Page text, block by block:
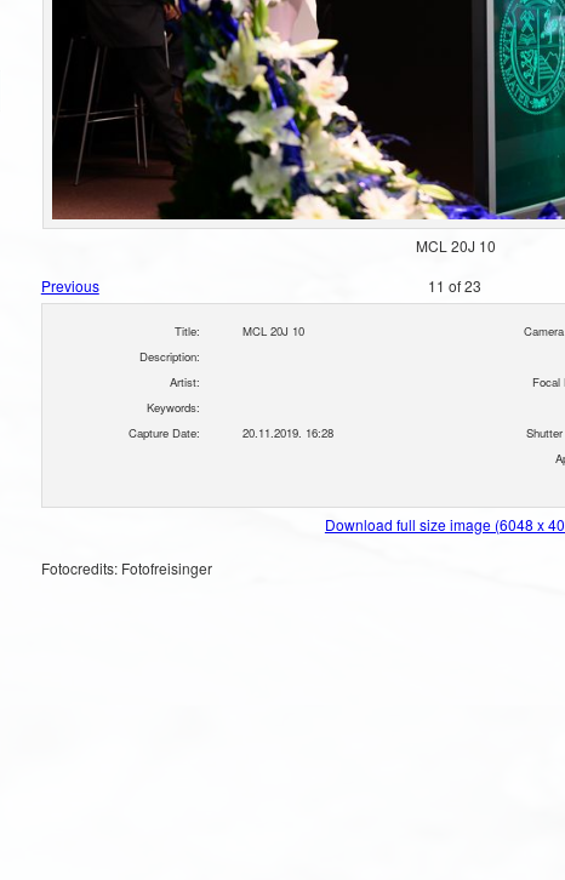
MCL 20J 10
Previous
11 of 23
Title:
MCL 20J 10
Description:
Artist:
Keywords:
Capture Date:
20.11.2019. 16:28
Focal
Download full size image (6048 x
Fotocredits: Fotofreisinger